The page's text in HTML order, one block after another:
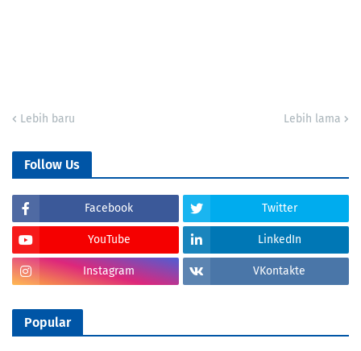
Lebih baru Lebih lama
Follow Us
Facebook Twitter
YouTube LinkedIn
Instagram VKontakte
Popular